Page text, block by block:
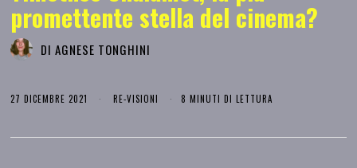
promettente stella del cinema?
DIAGNESE TONGHINI
27 DICEMBRE 2021 RE-VISIONI 8 MINUTI DI LETTURA